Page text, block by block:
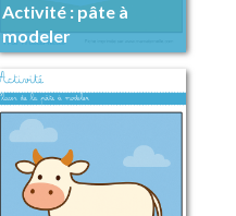
Activité : pâte à
modeler